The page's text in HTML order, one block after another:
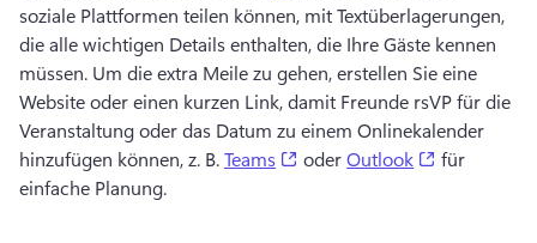
soziale Plattformen teilen können, mit Textüberlagerungen,
die alle wichtigen Details enthalten, die Ihre Gäste kennen
müssen. Um die extra Meile zu gehen, erstellen Sie eine
Website oder einen kurzen Link, damit Freunde rsVP für die
Veranstaltung oder das Datum zu einem Onlinekalender
hinzufügen können, z. B. Teams (opens in a new tab)
oder Outlook (opens in a
für
einfache Planung.